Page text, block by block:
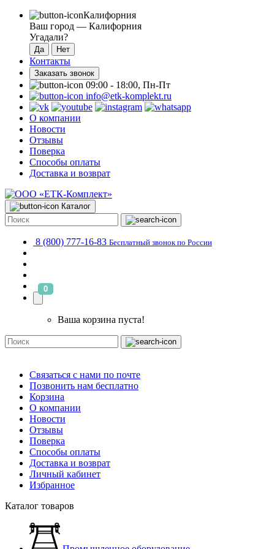
Калифорния
Ваш город — Калифорния
Угадали?
Контакты
Заказать звонок
09:00 - 18:00, Пн-Пт
info@etk-komplekt.ru
О компании
Новости
Отзывы
Поверка
Способы оплаты
Доставка и возврат
Каталог
8 (800) 777-16-83 Бесплатный звонок по России
0
Ваша корзина пуста!
Связаться с нами по почте
Позвонить нам бесплатно
Корзина
О компании
Новости
Отзывы
Поверка
Способы оплаты
Доставка и возврат
Личный кабинет
Избранное
Каталог товаров